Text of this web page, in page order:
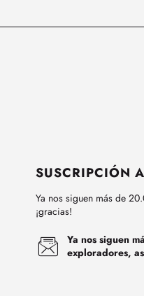
SUSCRIPCIÓN
Ya nos siguen más de
¡gracias!
Ya nos siguen
exploradores,